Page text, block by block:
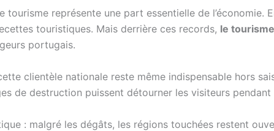
tourisme représente une part essentielle de
touristiques. Mais derrière ces records, le
portugais.
clientèle nationale reste même indispensable hors
de destruction puissent détourner les visiteurs pendant
: malgré les dégâts, les régions touchées restent